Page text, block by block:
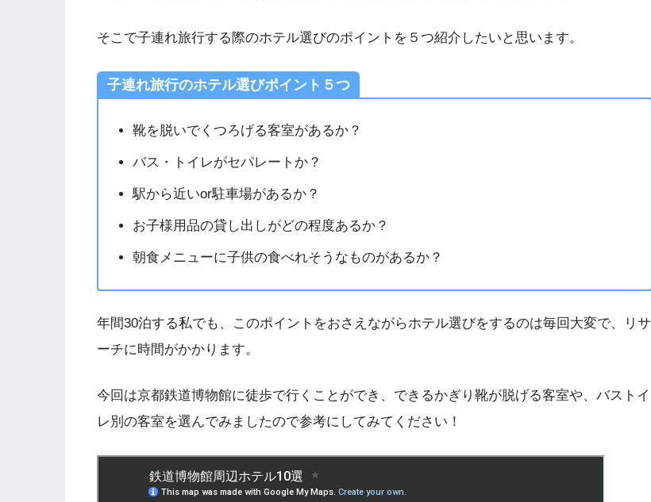
そこで子連れ旅行する際のホテル選びのポイントを５つ紹介したいと思います。
子連れ旅行のホテル選びポイント５つ
靴を脱いでくつろげる客室があるか？
バス・トイレがセパレートか？
駅から近いor駐車場があるか？
お子様用品の貸し出しがどの程度あるか？
朝食メニューに子供の食べれそうなものがあるか？
年間30泊する私でも、このポイントをおさえながらホテル選びをするのは毎回大変で、リサ
ーチに時間がかかります。
今回は京都鉄道博物館に徒歩で行くことができ、できるかぎり靴が脱げる客室や、バストイ
レ別の客室を選んでみましたので参考にしてみてください！